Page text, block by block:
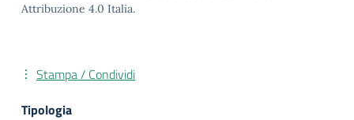
Attribuzione 4.0 Italia.
Stampa / Condividi
Tipologia